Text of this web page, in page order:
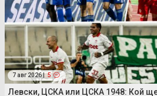
7 авг 2026 | 5
Левски, ЦСКА или ЦСКА 1948: Кой